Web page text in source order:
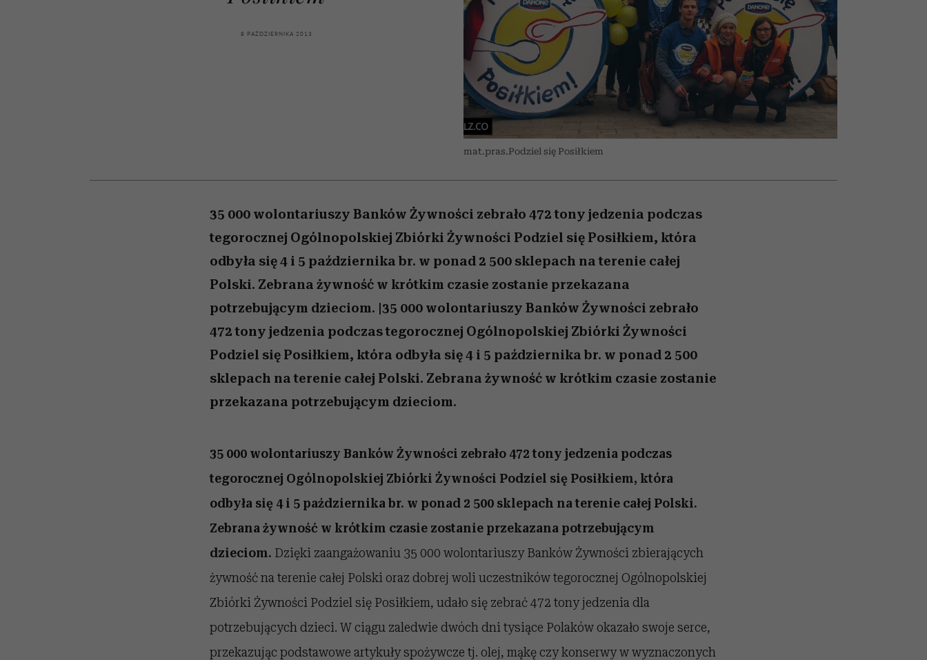
partnerki
najbardziej pożądane
ubrania i marki sezonu
8 PAŹDZIERNIKA 2013
mat.pras.Podziel się Posiłkiem
35 000 wolontariuszy Banków Żywności zebrało 472 tony jedzenia podczas
tegorocznej Ogólnopolskiej Zbiórki Żywności Podziel się Posiłkiem, która
odbyła się 4 i 5 października br. w ponad 2 500 sklepach na terenie całej
Polski. Zebrana żywność w krótkim czasie zostanie przekazana
potrzebującym dzieciom. |35 000 wolontariuszy Banków Żywności zebrało
472 tony jedzenia podczas tegorocznej Ogólnopolskiej Zbiórki Żywności
Podziel się Posiłkiem, która odbyła się 4 i 5 października br. w ponad 2 500
sklepach na terenie całej Polski. Zebrana żywność w krótkim czasie zostanie
przekazana potrzebującym dzieciom.
35 000 wolontariuszy Banków Żywności zebrało 472 tony jedzenia podczas
tegorocznej Ogólnopolskiej Zbiórki Żywności Podziel się Posiłkiem, która
odbyła się 4 i 5 października br. w ponad 2 500 sklepach na terenie całej Polski.
Zebrana żywność w krótkim czasie zostanie przekazana potrzebującym
dzieciom. Dzięki zaangażowaniu 35 000 wolontariuszy Banków Żywności zbierających
żywność na terenie całej Polski oraz dobrej woli uczestników tegorocznej Ogólnopolskiej
Zbiórki Żywności Podziel się Posiłkiem, udało się zebrać 472 tony jedzenia dla
potrzebujących dzieci. W ciągu zaledwie dwóch dni tysiące Polaków okazało swoje serce,
przekazując podstawowe artykuły spożywcze tj. olej, mąkę czy konserwy w wyznaczonych